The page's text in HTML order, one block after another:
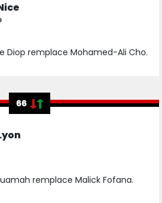
Diop remplace Mohamed-Ali Cho.
66
remplace Malick Fofana.